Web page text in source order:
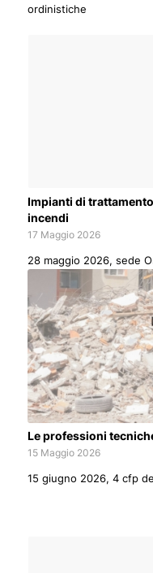
ordinistiche
Impianti di
incendi
17 Maggio 2026
28 maggio 2026, sede
Le professioni
15 Maggio 2026
15 giugno 2026, 4 cfp